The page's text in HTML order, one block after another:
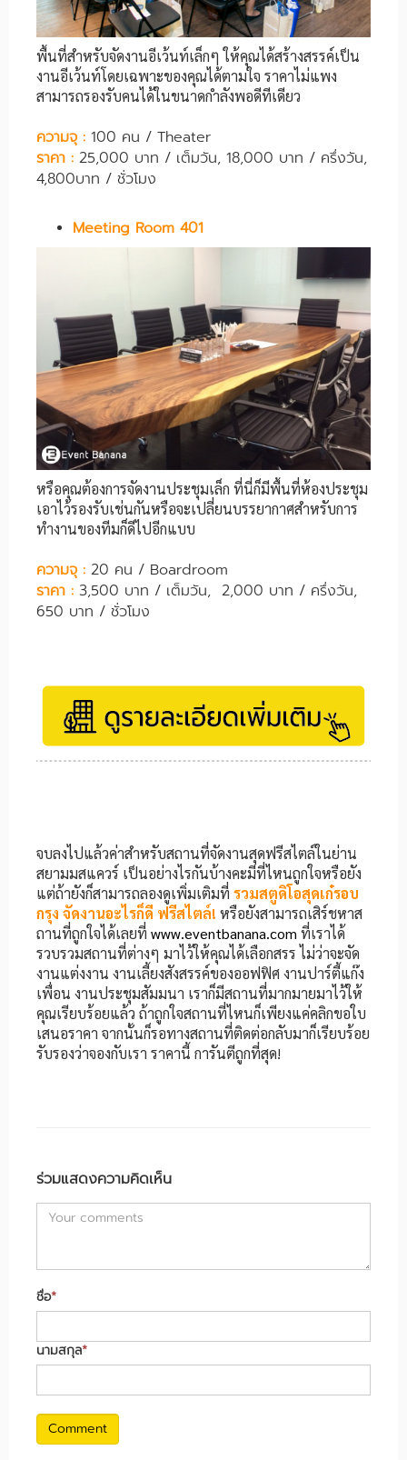
พื้นที่สำหรับจัดงานอีเว้นท์เล็กๆ ให้คุณได้สร้างสรรค์เป็น
งานอีเว้นท์โดยเฉพาะของคุณได้ตามใจ ราคาไม่แพง
สามารถรองรับคนได้ในขนาดกำลังพอดีทีเดียว
ความจุ : 100 คน / Theater
ราคา : 25,000 บาท / เต็มวัน, 18,000 บาท / ครึ่งวัน,
4,800บาท / ชั่วโมง
Meeting Room 401
หรือคุณต้องการจัดงานประชุมเล็ก ที่นี่ก็มีพื้นที่ห้องประชุม
เอาไว้รองรับเช่นกันหรือจะเปลี่ยนบรรยากาศสำหรับการ
ทำงานของทีมก็ดีไปอีกแบบ
ความจุ : 20 คน / Boardroom
ราคา : 3,500 บาท / เต็มวัน, 2,000 บาท / ครึ่งวัน,
650 บาท / ชั่วโมง
จบลงไปแล้วค่าสำหรับสถานที่จัดงานสุดฟรีสไตล์ในย่าน
สยามมสแควร์ เป็นอย่างไรกันบ้างคะมีที่ไหนถูกใจหรือยัง
แต่ถ้ายังก็สามารถลองดูเพิ่มเติมที่ รวมสตูดิโอสุดเก๋รอบ
กรุง จัดงานอะไรก็ดี ฟรีสไตล์! หรือยังสามารถเสิร์ชหาส
ถานที่ถูกใจได้เลยที่ www.eventbanana.com ที่เราได้
รวบรวมสถานที่ต่างๆ มาไว้ให้คุณได้เลือกสรร ไม่ว่าจะจัด
งานแต่งงาน งานเลี้ยงสังสรรค์ของออฟฟิศ งานปาร์ตี้แก๊ง
เพื่อน งานประชุมสัมมนา เราก็มีสถานที่มากมายมาไว้ให้
คุณเรียบร้อยแล้ว ถ้าถูกใจสถานที่ไหนก็เพียงแค่คลิกขอใบ
เสนอราคา จากนั้นก็รอทางสถานที่ติดต่อกลับมาก็เรียบร้อย
รับรองว่าจองกับเรา ราคานี้ การันตีถูกที่สุด!
ร่วมแสดงความคิดเห็น
ชื่อ*
นามสกุล*
Comment